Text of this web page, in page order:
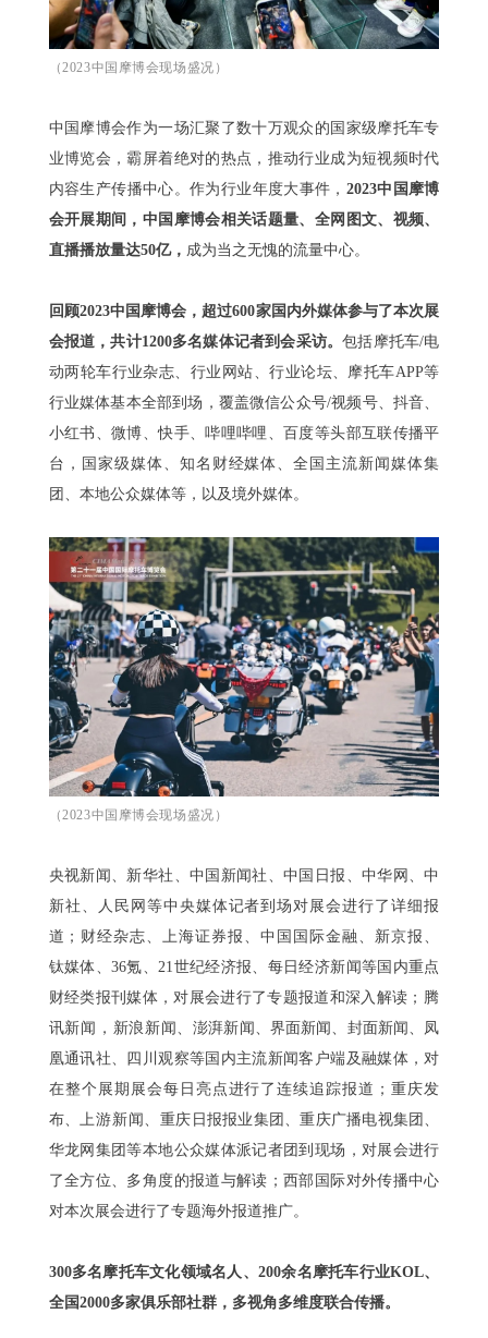
（2023中国摩博会现场盛况）
中国摩博会作为一场汇聚了数十万观众的国家级摩托车专
业博览会，霸屏着绝对的热点，推动行业成为短视频时代
内容生产传播中心。作为行业年度大事件， 2023中国摩博
会开展期间，中国摩博会相关话题量、全网图文、视频、
直播播放量达50亿， 成为当之无愧的流量中心。
回顾2023中国摩博会，超过600家国内外媒体参与了本次展
会报道，共计1200多名媒体记者到会采访。包括摩托车/电
动两轮车行业杂志、行业网站、行业论坛、摩托车APP等
行业媒体基本全部到场，覆盖微信公众号/视频号、抖音、
小红书、微博、快手、哔哩哔哩、百度等头部互联传播平
台，国家级媒体、知名财经媒体、全国主流新闻媒体集
团、本地公众媒体等，以及境外媒体。
（2023中国摩博会现场盛况）
央视新闻、新华社、中国新闻社、中国日报、中华网、中
新社、人民网等中央媒体记者到场对展会进行了详细报
道； 财经杂志、上海证券报、中国国际金融、新京报、
钛媒体、36氪、21世纪经济报、每日经济新闻等国内重点
财经类报刊媒体，对展会进行了专题报道和深入解读； 腾
讯新闻，新浪新闻、澎湃新闻、界面新闻、封面新闻、凤
凰通讯社、四川观察等国内主流新闻客户端及融媒体，对
在整个展期展会每日亮点进行了连续追踪报道；重庆发
布、上游新闻、重庆日报报业集团、重庆广播电视集团、
华龙网集团等本地公众媒体派记者团到现场，对展会进行
了全方位、多角度的报道与解读；西部国际对外传播中心
对本次展会进行了专题海外报道推广。
300多名摩托车文化领域名人、200余名摩托车行业KOL、
全国2000多家俱乐部社群，多视角多维度联合传播。